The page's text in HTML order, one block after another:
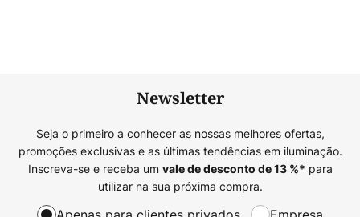
Newsletter
Seja o primeiro a conhecer as nossas melhores ofertas,
promoções exclusivas e as últimas tendências em iluminação.
Inscreva-se e receba um vale de desconto de13%* para
utilizar na sua próxima compra.